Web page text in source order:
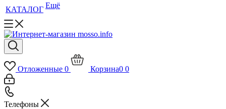
КАТАЛОГ Ещё
Отложенные 0 Корзина0 0
Телефоны